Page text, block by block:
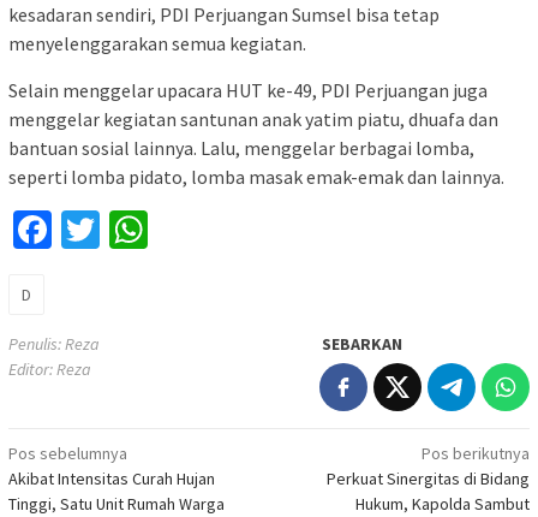
kesadaran sendiri, PDI Perjuangan Sumsel bisa tetap
menyelenggarakan semua kegiatan.
Selain menggelar upacara HUT ke-49, PDI Perjuangan juga
menggelar kegiatan santunan anak yatim piatu, dhuafa dan
bantuan sosial lainnya. Lalu, menggelar berbagai lomba,
seperti lomba pidato, lomba masak emak-emak dan lainnya.
Facebook
Twitter
D
Penulis: Reza
Editor: Reza
SEBARKAN
Navigasi
pos
Pos sebelumnya
Akibat Intensitas Curah Hujan
Tinggi, Satu Unit Rumah Warga
Pos berikutnya
Perkuat Sinergitas di Bidang
Hukum, Kapolda Sambut